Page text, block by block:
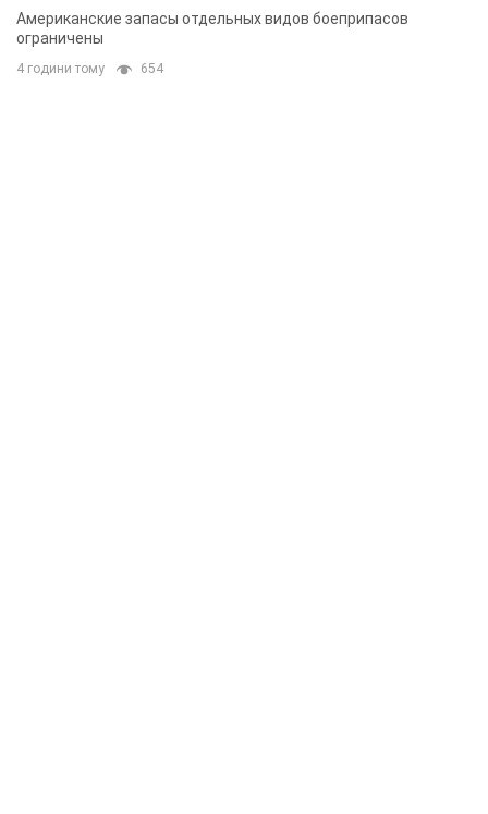
Американские запасы отдельных видов боеприпасов
ограничены
4 години тому 654